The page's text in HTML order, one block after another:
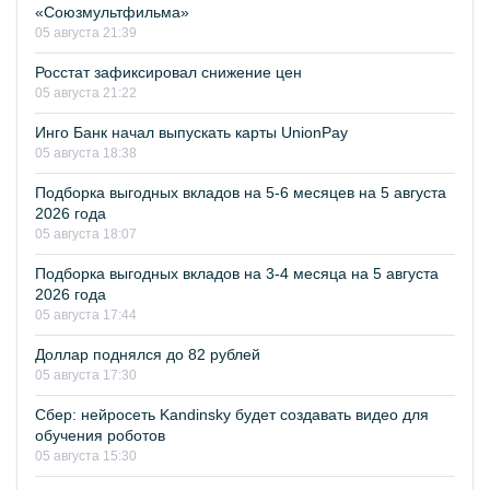
«Союзмультфильма»
05 августа 21:39
Росстат зафиксировал снижение цен
05 августа 21:22
Инго Банк начал выпускать карты UnionPay
05 августа 18:38
Подборка выгодных вкладов на 5-6 месяцев на 5 августа
2026 года
05 августа 18:07
Подборка выгодных вкладов на 3-4 месяца на 5 августа
2026 года
05 августа 17:44
Доллар поднялся до 82 рублей
05 августа 17:30
Сбер: нейросеть Kandinsky будет создавать видео для
обучения роботов
05 августа 15:30